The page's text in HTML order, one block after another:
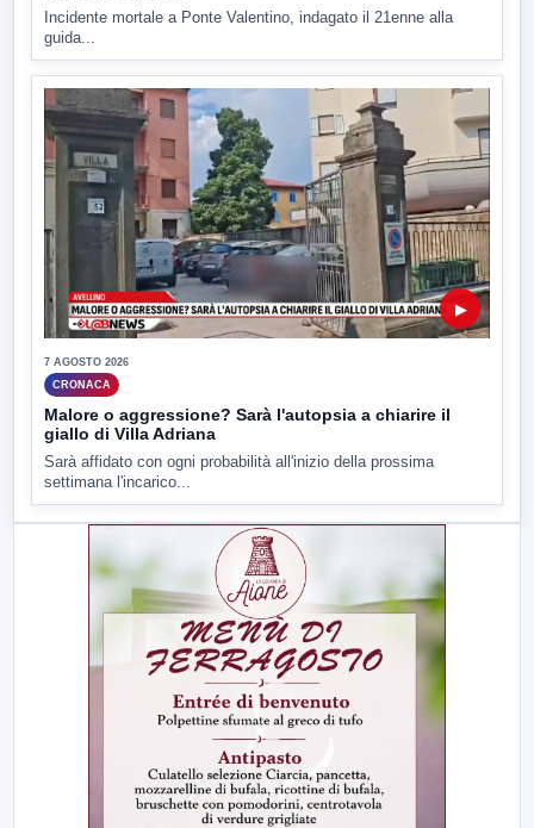
Incidente mortale a Ponte Valentino, indagato il 21enne alla
guida...
▶
7 AGOSTO 2026
CRONACA
Malore o aggressione? Sarà l'autopsia a chiarire il
giallo di Villa Adriana
Sarà affidato con ogni probabilità all'inizio della prossima
settimana l'incarico...